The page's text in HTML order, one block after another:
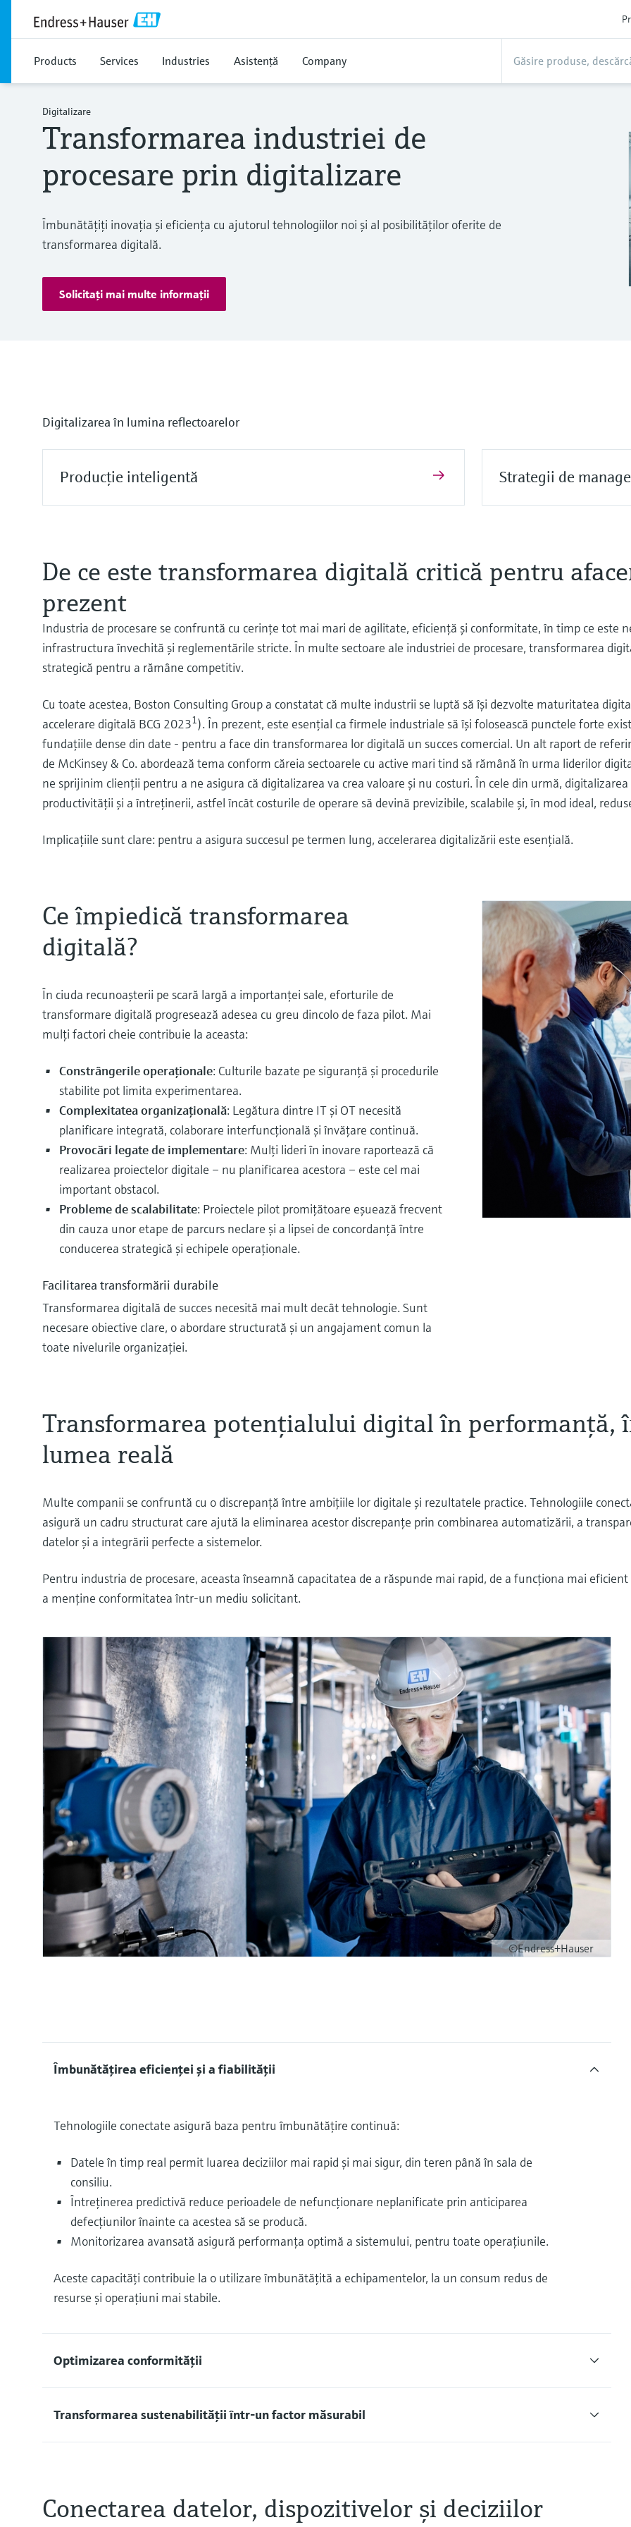
Products Services Industries Asistență Company
Digitalizare
Transformarea industriei de
procesare prin digitalizare
Îmbunătăţiţi inovaţia şi eficienţa cu ajutorul tehnologiilor noi şi al posibilităţilor oferite de
transformarea digitală.
Solicitaţi mai multe informaţii
Digitalizarea în lumina reflectoarelor
Producţie inteligentă Strategii de
De ce este transformarea digitală critică pentru
prezent
Industria de procesare se confruntă cu cerinţe tot mai mari de agilitate, eficienţă şi conformitate, în timp ce este
infrastructura învechită şi reglementările stricte. În multe sectoare ale industriei de procesare, transformarea
strategică pentru a rămâne competitiv.
Cu toate acestea, Boston Consulting Group a constatat că multe industrii se luptă să îşi dezvolte maturitatea
accelerare digitală BCG 20231). În prezent, este esenţial ca firmele industriale să îşi folosească punctele forte
fundaţiile dense din date - pentru a face din transformarea lor digitală un succes comercial. Un alt raport de
de McKinsey & Co. abordează tema conform căreia sectoarele cu active mari tind să rămână în urma liderilor
ne sprijinim clienţii pentru a ne asigura că digitalizarea va crea valoare şi nu costuri. În cele din urmă,
productivităţii şi a întreținerii, astfel încât costurile de operare să devină previzibile, scalabile şi, în mod ideal,
Implicaţiile sunt clare: pentru a asigura succesul pe termen lung, accelerarea digitalizării este esenţială.
Ce împiedică transformarea
digitală?
În ciuda recunoaşterii pe scară largă a importanţei sale, eforturile de
transformare digitală progresează adesea cu greu dincolo de faza pilot. Mai
mulţi factori cheie contribuie la aceasta:
Constrângerile operaţionale: Culturile bazate pe siguranţă şi procedurile
stabilite pot limita experimentarea.
Complexitatea organizaţională: Legătura dintre IT şi OT necesită
planificare integrată, colaborare interfuncţională şi învăţare continuă.
Provocări legate de implementare: Mulţi lideri în inovare raportează că
realizarea proiectelor digitale – nu planificarea acestora – este cel mai
important obstacol.
Probleme de scalabilitate: Proiectele pilot promiţătoare eşuează frecvent
din cauza unor etape de parcurs neclare şi a lipsei de concordanţă între
conducerea strategică şi echipele operaţionale.
Facilitarea transformării durabile
Transformarea digitală de succes necesită mai mult decât tehnologie. Sunt
necesare obiective clare, o abordare structurată şi un angajament comun la
toate nivelurile organizaţiei.
Transformarea potenţialului digital în performanţă,
lumea reală
Multe companii se confruntă cu o discrepanţă între ambiţiile lor digitale şi rezultatele practice. Tehnologiile
asigură un cadru structurat care ajută la eliminarea acestor discrepanţe prin combinarea automatizării, a
datelor şi a integrării perfecte a sistemelor.
Pentru industria de procesare, aceasta înseamnă capacitatea de a răspunde mai rapid, de a funcţiona mai eficient
a menţine conformitatea într-un mediu solicitant.
©Endress+Hauser
Îmbunătăţirea eficienţei şi a fiabilităţii
Tehnologiile conectate asigură baza pentru îmbunătăţire continuă:
Datele în timp real permit luarea deciziilor mai rapid şi mai sigur, din teren până în sala de
consiliu.
Întreţinerea predictivă reduce perioadele de nefuncţionare neplanificate prin anticiparea
defecţiunilor înainte ca acestea să se producă.
Monitorizarea avansată asigură performanţa optimă a sistemului, pentru toate operaţiunile.
Aceste capacităţi contribuie la o utilizare îmbunătăţită a echipamentelor, la un consum redus de
resurse şi operaţiuni mai stabile.
Optimizarea conformităţii
Transformarea sustenabilităţii într-un factor măsurabil
Conectarea datelor, dispozitivelor şi deciziilor